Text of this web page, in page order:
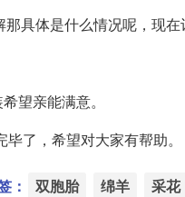
那具体是什么情况呢，现在
望亲能满意。
了，希望对大家有帮助。
： 双胞胎 绵羊 采花